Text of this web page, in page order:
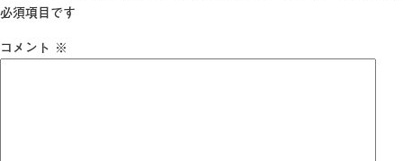
必須項目です
コメント ※